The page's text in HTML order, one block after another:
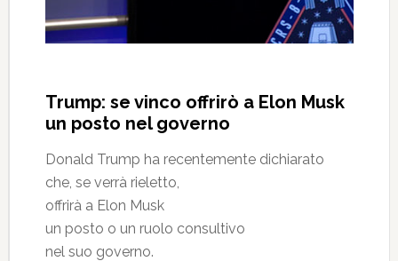
Trump: se vinco offrirò a Elon Musk
un posto nel governo
Donald Trump ha recentemente dichiarato
che, se verrà rieletto,
offrirà a Elon Musk
un posto o un ruolo consultivo
nel suo governo.